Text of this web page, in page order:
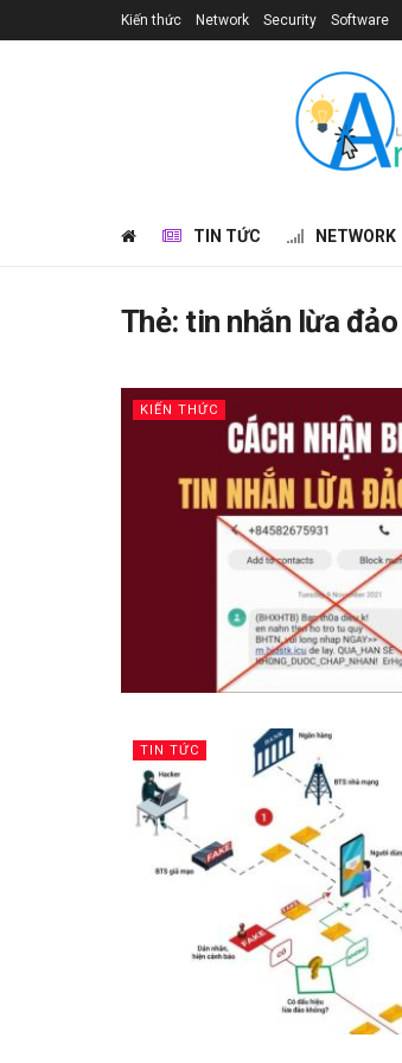
Kiến thức Network Security Software
TIN TỨC NETWORK
Thẻ: tin nhắn lừa đảo
KIẾN THỨC
TIN TỨC